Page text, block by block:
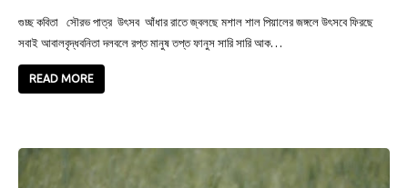
গুচ্ছ কবিতা সৌরভ পাত্র উৎসব আঁধার রাতে জ্বলছে মশাল শাল পিয়ালের জঙ্গলে উৎসবে ফিরছে
সবাই আবালবৃদ্ধবনিতা দলবলে রপ্ত মানুষ তপ্ত ফানুস সারি সারি আক…
READ MORE